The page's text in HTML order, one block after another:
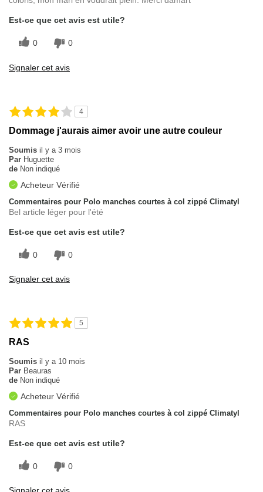
Est-ce que cet avis est utile?
0 0
Signaler cet avis
4
Dommage j'aurais aimer avoir une autre couleur
Soumis il y a 3 mois
Par Huguette
de Non indiqué
Acheteur Vérifié
Commentaires pour Polo manches courtes à col zippé Climatyl
Bel article léger pour l'été
Est-ce que cet avis est utile?
0 0
Signaler cet avis
5
RAS
Soumis il y a 10 mois
Par Beauras
de Non indiqué
Acheteur Vérifié
Commentaires pour Polo manches courtes à col zippé Climatyl
RAS
Est-ce que cet avis est utile?
0 0